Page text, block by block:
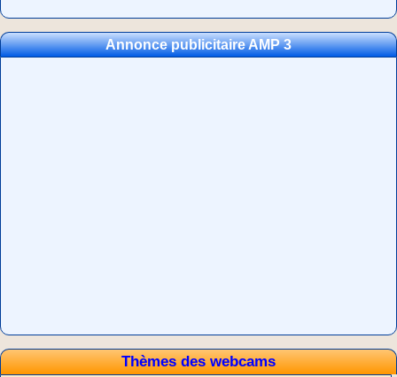
Annonce publicitaire AMP 3
Thèmes des webcams